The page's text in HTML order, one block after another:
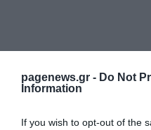
pagenews.gr - Do Not
Information
If you wish to opt-out of the